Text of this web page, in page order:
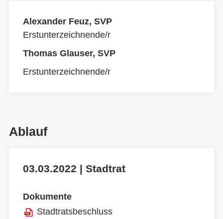
Alexander Feuz, SVP
Erstunterzeichnende/r
Thomas Glauser, SVP
Erstunterzeichnende/r
Ablauf
03.03.2022 | Stadtrat
Dokumente
Stadtratsbeschluss